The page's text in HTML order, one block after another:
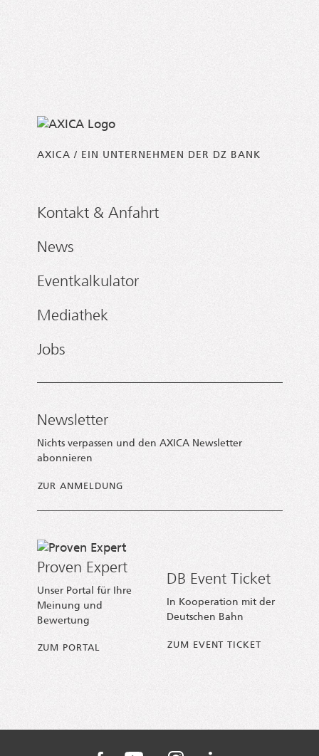
AXICA / EIN UNTERNEHMEN DER DZ BANK
Kontakt & Anfahrt
News
Eventkalkulator
Mediathek
Jobs
Newsletter
Nichts verpassen und den AXICA Newsletter
abonnieren
ZUR ANMELDUNG
Proven Expert
Unser Portal für Ihre
Meinung und
Bewertung
ZUM PORTAL
DB Event Ticket
In Kooperation mit der
Deutschen Bahn
ZUM EVENT TICKET